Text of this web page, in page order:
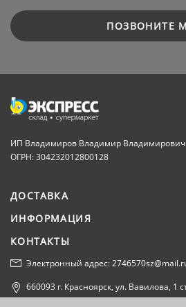
ПОЗВОНИТЕ
ИП Владимиров Владимир Владимирович
ОГРН: 304232012800128
ДОСТАВКА
ИНФОРМАЦИЯ
КОНТАКТЫ
Электронный адрес:
660093 г. Красноярск, ул. Вавилова, 1